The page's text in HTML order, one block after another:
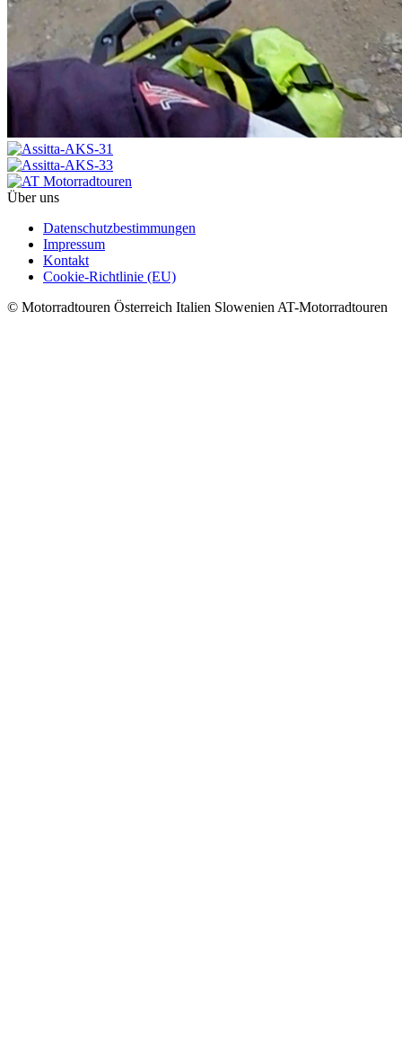
Über uns
Datenschutzbestimmungen
Impressum
Kontakt
Cookie-Richtlinie (EU)
© Motorradtouren Österreich Italien Slowenien AT-Motorradtouren